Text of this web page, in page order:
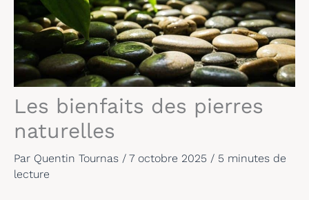
Les bienfaits des pierres
naturelles
Par Quentin Tournas / 7 octobre 2025 / 5 minutes de
lecture